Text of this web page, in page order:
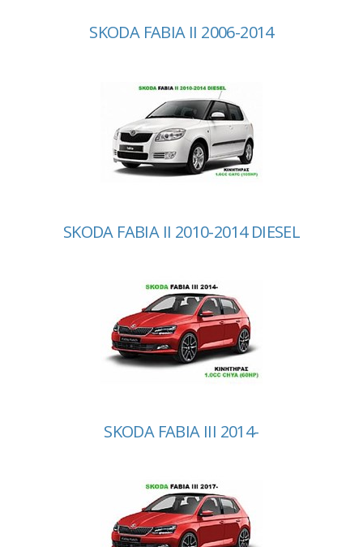
SKODA FABIA II 2006-2014
SKODA FABIA II 2010-2014 DIESEL
SKODA FABIA III 2014-